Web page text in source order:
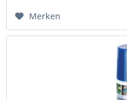
Merken